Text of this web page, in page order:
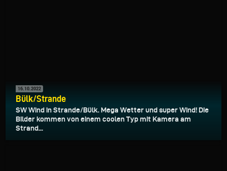
16.10.2022
Bülk/Strande
SW Wind in Strande/Bülk. Mega Wetter und super Wind! Die
Bilder kommen von einem coolen Typ mit Kamera am
Strand...